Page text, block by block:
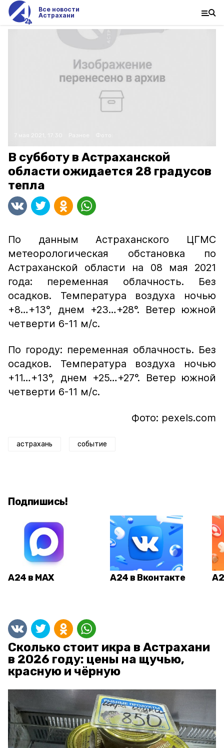
Все новости
Астрахани
В субботу в Астраханской
области ожидается 28 градусов
тепла
По данным Астраханского ЦГМС
метеорологическая обстановка по
Астраханской области на 08 мая 2021
года: переменная облачность. Без
осадков. Температура воздуха ночью
+8…+13°, днем +23…+28°. Ветер южной
четверти 6-11 м/с.
По городу: переменная облачность. Без
осадков. Температура воздуха ночью
+11…+13°, днем +25…+27°. Ветер южной
четверти 6-11 м/с.
Фото: pexels.com
астрахань событие
Подпишись!
А24 в MAX А24 в Вконтакте
Сколько стоит икра в Астрахани
в 2026 году: цены на щучью,
красную и чёрную